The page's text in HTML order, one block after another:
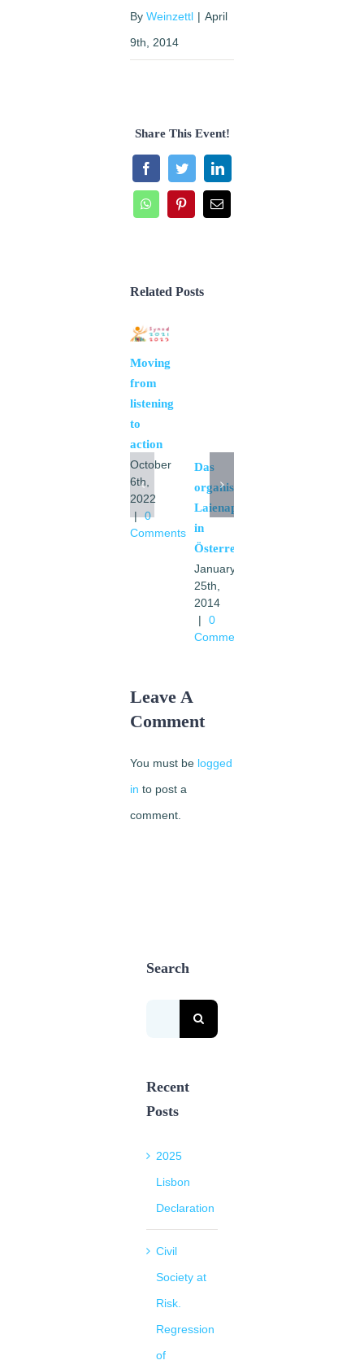
By Weinzettl | April
9th, 2014
Share This Event!
FacebookTwitterLinkedIn
WhatsAppPinterestEmail
Related Posts
Moving
from
listening
to
action
October
6th,
2022
| 0
Comments
Das
organisierte
Laienapostolat
in
Österreich
January
25th,
2014
|
0
Comments
Leave A
Comment
You must be logged
in to post a
comment.
Search
Recent
Posts
2025
Lisbon
Declaration
Civil
Society at
Risk.
Regression
of